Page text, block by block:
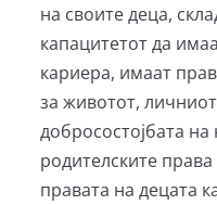
на своите деца,
капацитетот да
кариера, имаат
за животот,
добросостојбата
родителските
правата на децата